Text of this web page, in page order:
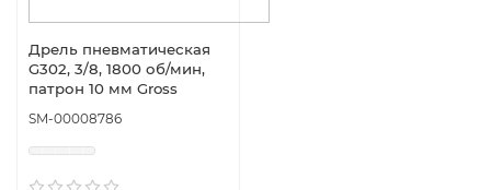
Дрель пневматическая
G302, 3/8, 1800 об/мин,
патрон 10 мм Gross
SM-00008786